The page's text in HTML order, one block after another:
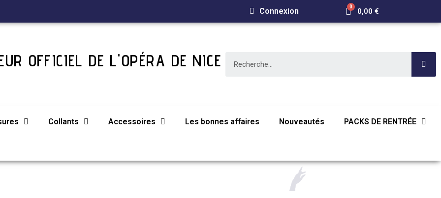
Connexion 0,00 €
OFFICIEL DE L'OPÉRA DE NICE
Collants Accessoires Les bonnes affaires Nouveautés PACKS DE RENTRÉE